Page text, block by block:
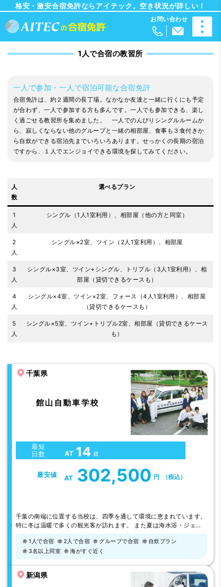
格安・激安合宿免許ならアイテック。空き状況が詳しい！
1人で合宿の教習所
一人で参加・一人で宿泊可能な合宿免許
合宿免許は、約２週間の長丁場。なかなか友達と一緒に行くにも予定
が合わず、一人で参加する方も多んです。一人でも参加できる、楽し
く過ごせる教習所を集めました。 一人でのんびりシングルルームか
ら、寂しくならない他のグループと一緒の相部屋、食事も３食付きか
ら自炊ができる宿泊先までいろいろあります。せっかくの長期の宿泊
ですから、１人でエンジョイできる環境を探してみてください。
人
数
選べるプラン
1
人
シングル（1人1室利用）、相部屋（他の方と同室）
2
人
シングル×2室、ツイン（2人1室利用）、相部屋
3
人
シングル×3室、ツイン+シングル、トリプル（3人1室利用）、相
部屋（貸切できるケースも）
4
人
シングル×4室、ツイン×2室、フォース（4人1室利用）、相部屋
（貸切できるケースも）
5
人
シングル×5室、ツイン+トリプル2室、相部屋（貸切できるケース
も）
千葉県
館山自動車学校
最短
日数
AT 14 日
最安値 AT 302,500 円 （税込）
千葉の南端に位置する当校は、四季を通して環境に恵まれています。
特に冬は温暖で多くの観光客が訪れます。 また夏は海水浴・ジェッ
す。 教習は、気配り第一をモットーとした明るい自動車学校です。
●館山自動車学校は、館山交通安全協会が昭和32年に創立した歴史
“楽しい教習・まごころ指導”…
1人で合宿 2人で合宿 グループで合宿
自炊プラン
3名以上同室
海がすぐ近く
新潟県